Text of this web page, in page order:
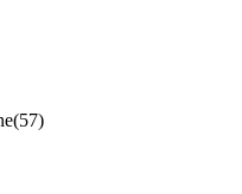
(57)